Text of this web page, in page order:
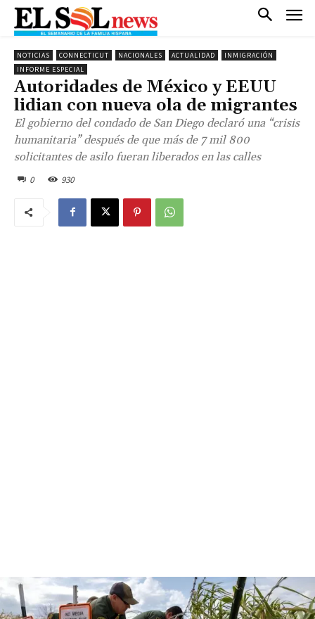
NOTICIAS CONNECTICUT NACIONALES ACTUALIDAD
INMIGRACIÓN
INFORME ESPECIAL
Autoridades de México y EEUU
lidian con nueva ola de migrantes
El gobierno del condado de San Diego declaró una “crisis
humanitaria” después de que más de 7 mil 800
solicitantes de asilo fueran liberados en las calles
0 930